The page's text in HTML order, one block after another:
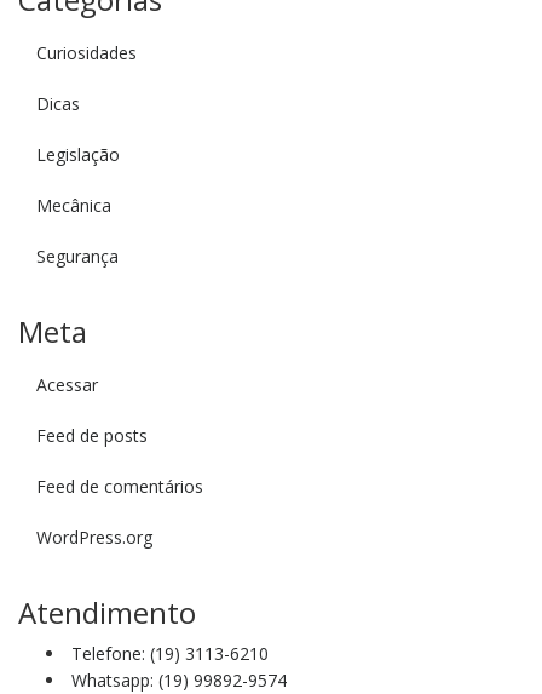
Curiosidades
Dicas
Legislação
Mecânica
Segurança
Meta
Acessar
Feed de posts
Feed de comentários
WordPress.org
Atendimento
Telefone: (19) 3113-6210
Whatsapp: (19) 99892-9574